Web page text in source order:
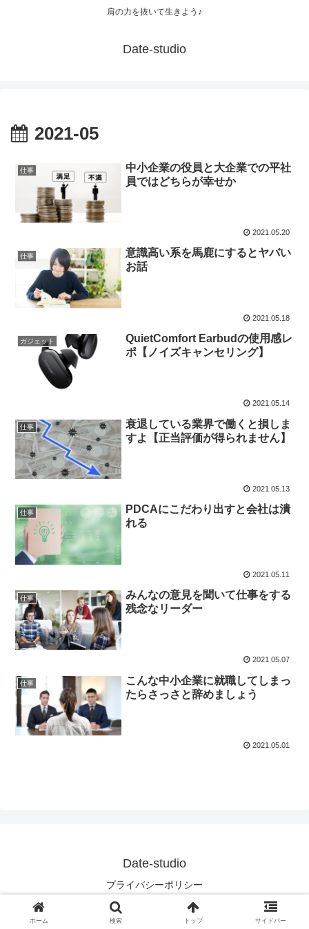
肩の力を抜いて生きよう♪
Date-studio
2021-05
仕事
中小企業の役員と大企業での平社
員ではどちらが幸せか
2021.05.20
仕事
意識高い系を馬鹿にするとヤバい
お話
2021.05.18
ガジェット
QuietComfort Earbudの使用感レ
ポ【ノイズキャンセリング】
2021.05.14
仕事
衰退している業界で働くと損しま
すよ【正当評価が得られません】
2021.05.13
仕事
PDCAにこだわり出すと会社は潰
れる
2021.05.11
仕事
みんなの意見を聞いて仕事をする
残念なリーダー
2021.05.07
仕事
こんな中小企業に就職してしまっ
たらさっさと辞めましょう
2021.05.01
Date-studio
プライバシーポリシー
© 2021 Date-studio.
ホーム 検索 トップ サイドバー